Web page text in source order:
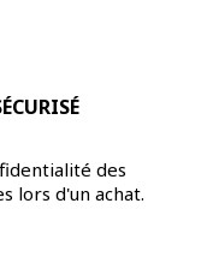
des
lors d'un achat.